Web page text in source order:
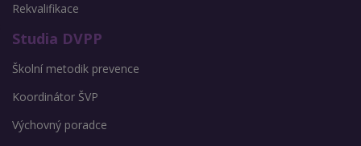
Rekvalifikace
Studia DVPP
Školní metodik prevence
Koordinátor ŠVP
Výchovný poradce